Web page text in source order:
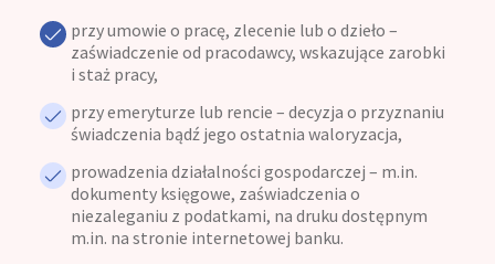
przy umowie o pracę, zlecenie lub o dzieło –
zaświadczenie od pracodawcy, wskazujące zarobki
i staż pracy,
przy emeryturze lub rencie – decyzja o przyznaniu
świadczenia bądź jego ostatnia waloryzacja,
prowadzenia działalności gospodarczej – m.in.
dokumenty księgowe, zaświadczenia o
niezaleganiu z podatkami, na druku dostępnym
m.in. na stronie internetowej banku.